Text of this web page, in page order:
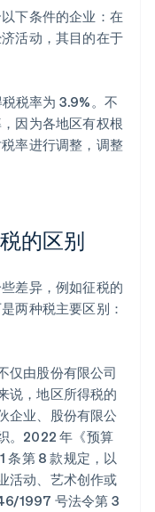
下条件的企业：在
活动，其目的在于
税率为 3.9%。不
因为各地区有权根
率进行调整，调整
的区别
差异，例如征税的
两种税主要区别：
仅由股份有限公司
说，地区所得税的
企业、股份有限公
。2022 年《预算
条第 8 款规定，以
活动、艺术创作或
1997 号法令第 3